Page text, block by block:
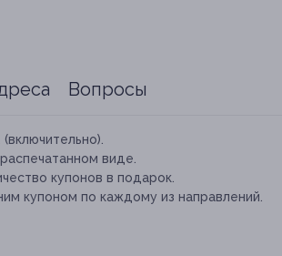
Вопросы
виде.
купонов в подарок.
купоном по каждому из направлений.